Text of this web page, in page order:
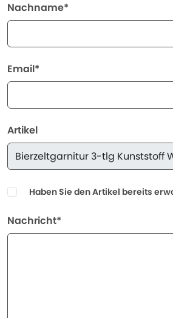
Nachname*
Email*
Artikel
Haben Sie den Artikel bereits
Nachricht*